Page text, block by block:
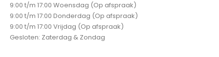
9:00 t/m 17:00 Woensdag (Op afspraak)
9:00 t/m 17:00 Donderdag (Op afspraak)
9:00 t/m 17:00 Vrijdag (Op afspraak)
Gesloten: Zaterdag & Zondag